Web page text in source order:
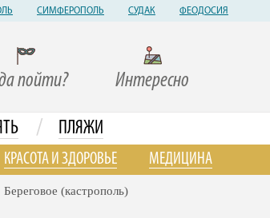
СИМФЕРОПОЛЬ СУДАК ФЕОДОСИЯ
пойти? Интересно
/ ПЛЯЖИ
КРАСОТА И ЗДОРОВЬЕ МЕДИЦИНА
Береговое (кастрополь)